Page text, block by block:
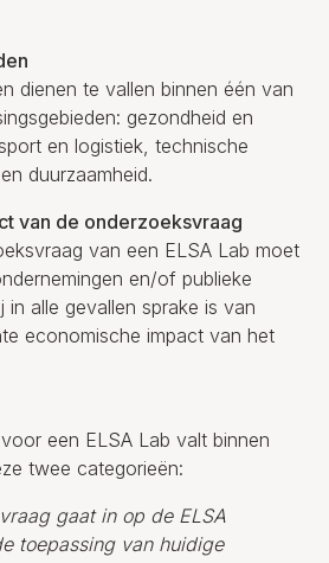
dienen te vallen binnen één van
gezondheid en
en logistiek, technische
duurzaamheid.
van de onderzoeksvraag
van een ELSA Lab moet
en/of publieke
in alle gevallen sprake is van
economische impact van het
een ELSA Lab valt binnen
twee categorieën:
gaat in op de ELSA
toepassing van huidige